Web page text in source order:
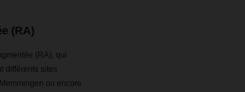
(RA)
(RA), qui
différents sites
ou encore